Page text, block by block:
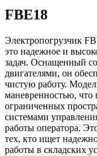
FBE18
Электропогрузчик
это надежное и
задач. Оснащенный
двигателями, он
чистую работу.
маневренностью, что
ограниченных
системами
работы оператора.
тех, кто ищет
работы в складских